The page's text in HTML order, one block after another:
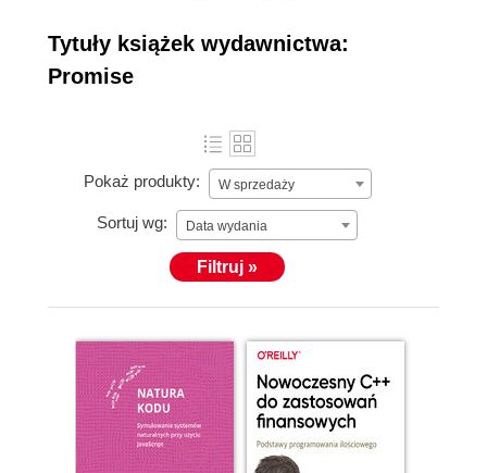
dostarczaniu
narzędzi głównie
Microsoft oraz
anglojęzycznych
wydawnictw o
tematyce IT.
Ponadto w 1998 r.
firma uruchomiła
Tytuły książek wydawnictwa:
Promise
Pokaż produkty: W sprzedaży
Sortuj wg: Data wydania
Filtruj »